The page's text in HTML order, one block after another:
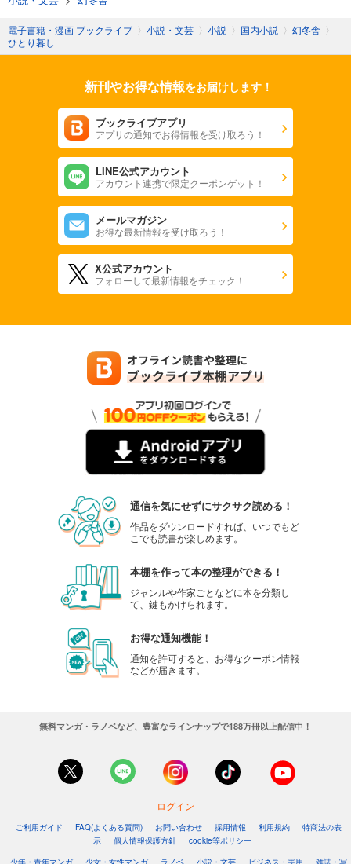
電子書籍・漫画 ブックライブ 〉 小説・文芸 〉 小説 〉 国内小説 〉 幻冬舎 〉
ひとり暮し
新刊やお得な情報をお届けします！
ブックライブアプリ
アプリの通知でお得情報を受け取ろう！
LINE公式アカウント
アカウント連携で限定クーポンゲット！
メールマガジン
お得な最新情報を受け取ろう！
X公式アカウント
フォローして最新情報をチェック！
通信を気にせずにサクサク読める！
作品をダウンロードすれば、いつでもど
こでも読書が楽しめます。
本棚を作って本の整理ができる！
ジャンルや作家ごとなどに本を分類し
て、鍵もかけられます。
お得な通知機能！
通知を許可すると、お得なクーポン情報
などが届きます。
無料マンガ・ラノベなど、豊富なラインナップで188万冊以上配信中！
ログイン
ご利用ガイド FAQ(よくある質問) お問い合わせ 採用情報 利用規約
特商法の表
示
個人情報保護方針
cookie等ポリシー
少年・青年マンガ
少女・女性マンガ ラノベ 小説・文芸 ビジネス・実用 雑誌・写